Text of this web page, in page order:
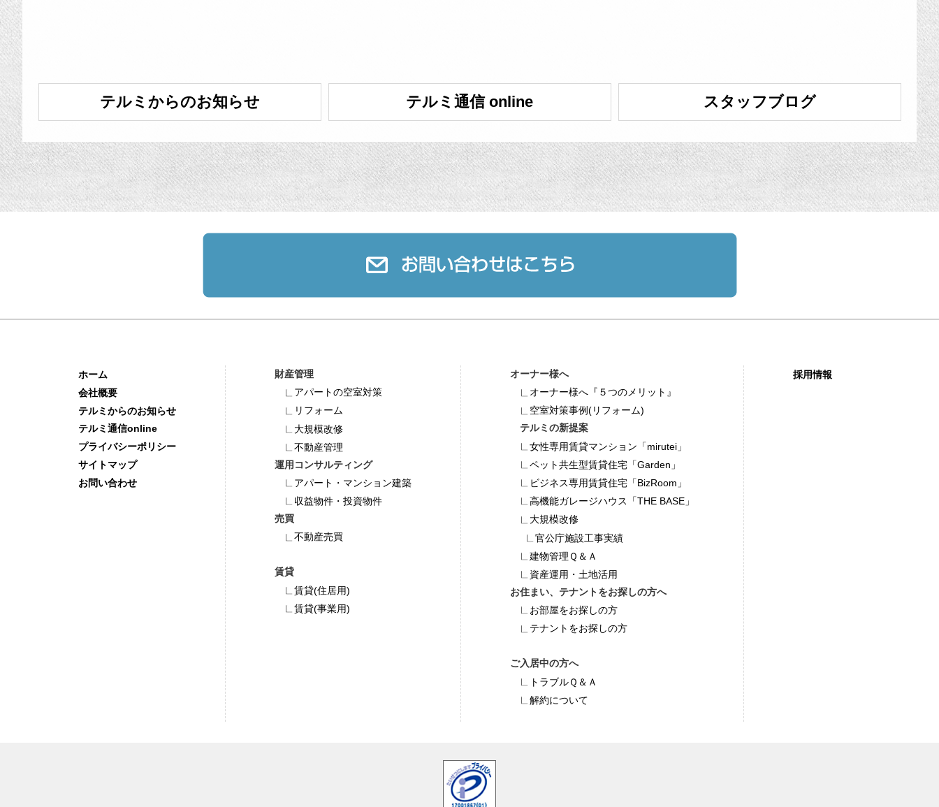
テルミからのお知らせ テルミ通信 online スタッフブログ
ホーム
会社概要
テルミからのお知らせ
テルミ通信online
プライバシーポリシー
サイトマップ
お問い合わせ
財産管理
アパートの空室対策
リフォーム
大規模改修
不動産管理
運用コンサルティング
アパート・マンション建築
収益物件・投資物件
売買
不動産売買
賃貸
賃貸(住居用)
賃貸(事業用)
オーナー様へ
オーナー様へ『５つのメリット』
空室対策事例(リフォーム)
テルミの新提案
女性専用賃貸マンション「mirutei」
ペット共⽣型賃貸住宅「Garden」
ビジネス専⽤賃貸住宅「BizRoom」
高機能ガレージハウス「THE BASE」
大規模改修
官公庁施設工事実績
建物管理Ｑ＆Ａ
資産運用・土地活用
お住まい、テナントをお探しの方へ
お部屋をお探しの方
テナントをお探しの方
ご⼊居中の⽅へ
トラブルＱ＆Ａ
解約について
採用情報